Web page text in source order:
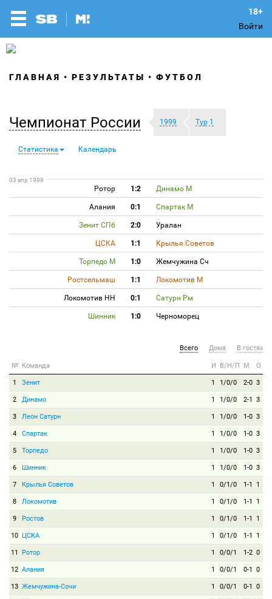
Войти
ГЛАВНАЯ РЕЗУЛЬТАТЫ ФУТБОЛ
Чемпионат России 1999 Тур 1
Статистика Календарь
03 апр 1999
Ротор 1:2 Динамо М
Алания 0:1 Спартак М
Зенит СПб 2:0 Уралан
ЦСКА 1:1 Крылья Советов
Торпедо М 1:0 Жемчужина Сч
Ростсельмаш 1:1 Локомотив М
Локомотив НН 0:1 Сатурн Рм
Шинник 1:0 Черноморец
Всего Дома В гостях
№ Команда И В/Н/П М О
1 Зенит 1 1/0/0 2-0 3
2 Динамо 1 1/0/0 2-1 3
3 Леон Сатурн 1 1/0/0 1-0 3
4 Спартак 1 1/0/0 1-0 3
5 Торпедо 1 1/0/0 1-0 3
6 Шинник 1 1/0/0 1-0 3
7 Крылья Советов 1 0/1/0 1-1 1
8 Локомотив 1 0/1/0 1-1 1
9 Ростов 1 0/1/0 1-1 1
10 ЦСКА 1 0/1/0 1-1 1
11 Ротор 1 0/0/1 1-2 0
12 Алания 1 0/0/1 0-1 0
13 Жемчужина-Сочи 1 0/0/1 0-1 0